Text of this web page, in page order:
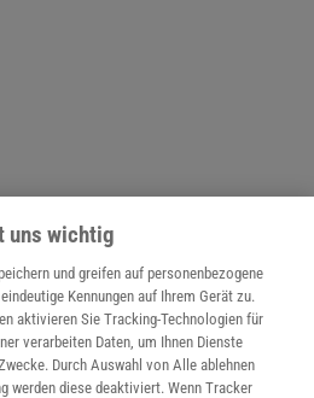
NACH OBEN
uns wichtig
und greifen auf personenbezogene
Kennungen auf Ihrem Gerät zu.
aktivieren Sie Tracking-Technologien für
verarbeiten Daten, um Ihnen Dienste
Durch Auswahl von Alle ablehnen
werden diese deaktiviert. Wenn Tracker